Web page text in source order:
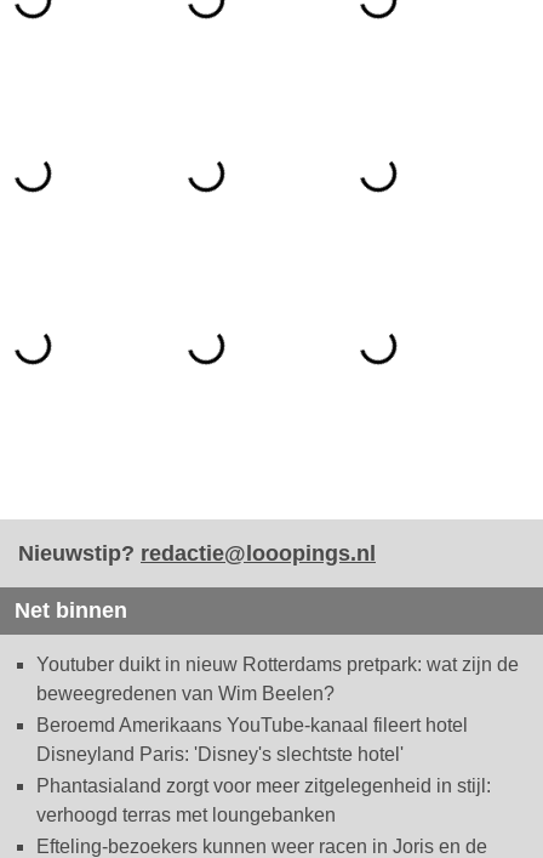
Nieuwstip? redactie@looopings.nl
Net binnen
Youtuber duikt in nieuw Rotterdams pretpark: wat zijn de
beweegredenen van Wim Beelen?
Beroemd Amerikaans YouTube-kanaal fileert hotel
Disneyland Paris: 'Disney's slechtste hotel'
Phantasialand zorgt voor meer zitgelegenheid in stijl:
verhoogd terras met loungebanken
Efteling-bezoekers kunnen weer racen in Joris en de